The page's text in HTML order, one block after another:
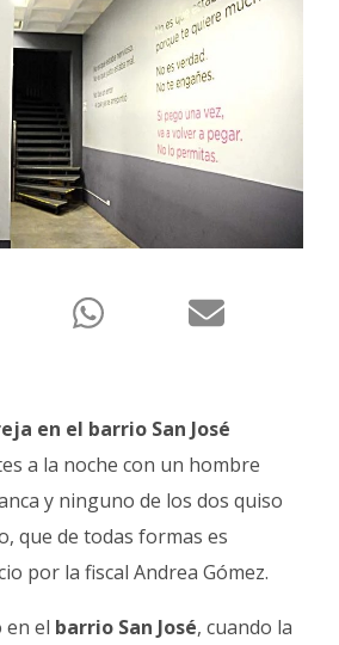
en el barrio San José
a la noche con un hombre
y ninguno de los dos quiso
que de todas formas es
por la fiscal Andrea Gómez.
en el barrio San José, cuando la